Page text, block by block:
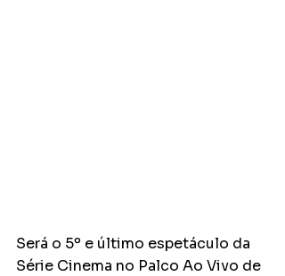
Será o 5º e último espetáculo da
Série Cinema no Palco Ao Vivo de